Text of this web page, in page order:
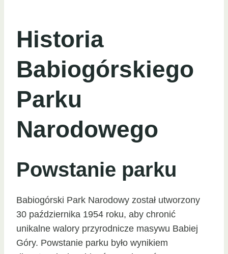
Historia
Babiogórskiego
Parku
Narodowego
Powstanie parku
Babiogórski Park Narodowy został utworzony
30 października 1954 roku, aby chronić
unikalne walory przyrodnicze masywu Babiej
Góry. Powstanie parku było wynikiem